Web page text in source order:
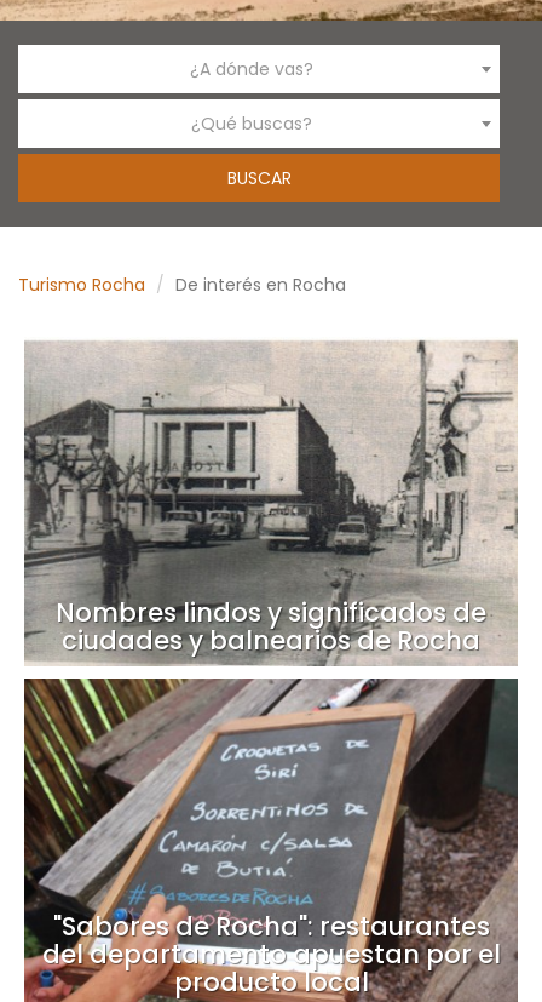
¿A dónde vas?
¿Qué buscas?
Turismo Rocha De interés en Rocha
Nombres lindos y significados de
ciudades y balnearios de Rocha
"Sabores de Rocha": restaurantes
del departamento apuestan por el
producto local